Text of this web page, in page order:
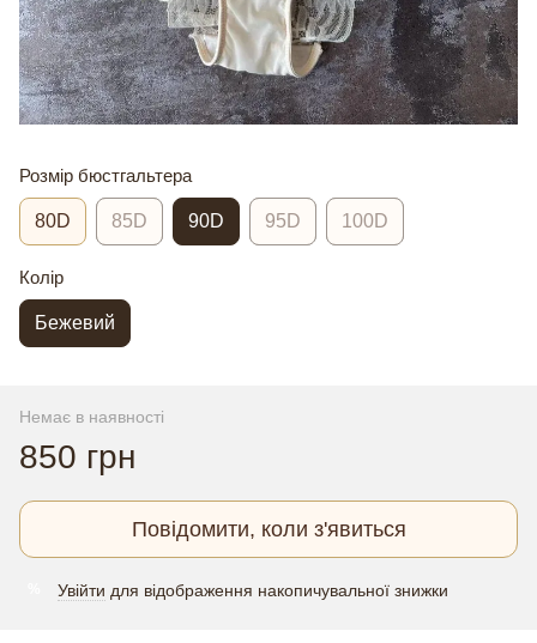
Розмір бюстгальтера
80D 85D 90D 95D 100D
Колір
Бежевий
Немає в наявності
850 грн
Повідомити, коли з'явиться
Увійти для відображення накопичувальної знижки